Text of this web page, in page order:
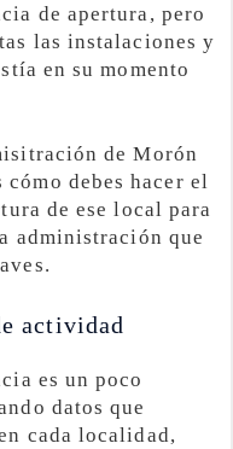
de apertura, pero
las instalaciones y
en su momento
de Morón
cómo debes hacer el
de ese local para
administración que
actividad
es un poco
datos que
cada localidad,